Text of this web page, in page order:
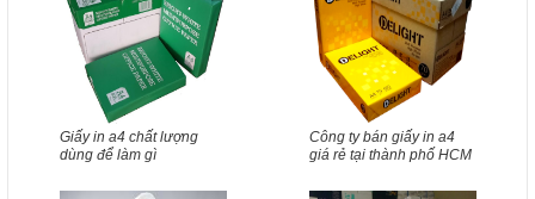
Giấy in a4 chất lượng
dùng để làm gì
Công ty bán giấy in a4
giá rẻ tại thành phố HCM